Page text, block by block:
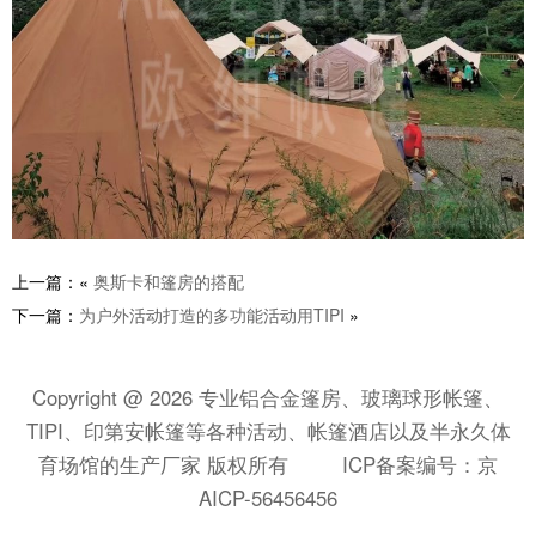
上一篇：« 奥斯卡和篷房的搭配
下一篇： 为户外活动打造的多功能活动用TIPI »
Copyright @ 2026 专业铝合金篷房、玻璃球形帐篷、
TIPI、印第安帐篷等各种活动、帐篷酒店以及半永久体
育场馆的生产厂家 版权所有 ICP备案编号：京
AICP-56456456